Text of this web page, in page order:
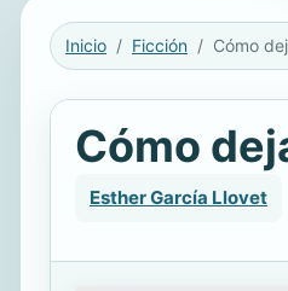
Inicio Ficción Cómo
Cómo
Esther García Llovet